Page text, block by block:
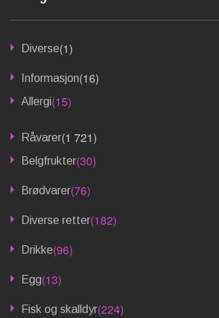
Diverse(1)
Informasjon(16)
Allergi(15)
Råvarer(1 721)
Belgfrukter(30)
Brødvarer(76)
Diverse retter(182)
Drikke(96)
Egg(13)
Fisk og skalldyr(224)